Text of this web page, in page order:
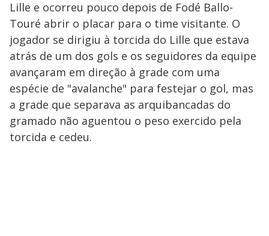
Lille e ocorreu pouco depois de Fodé Ballo-
Touré abrir o placar para o time visitante. O
jogador se dirigiu à torcida do Lille que estava
atrás de um dos gols e os seguidores da equipe
avançaram em direção à grade com uma
espécie de "avalanche" para festejar o gol, mas
a grade que separava as arquibancadas do
gramado não aguentou o peso exercido pela
torcida e cedeu.